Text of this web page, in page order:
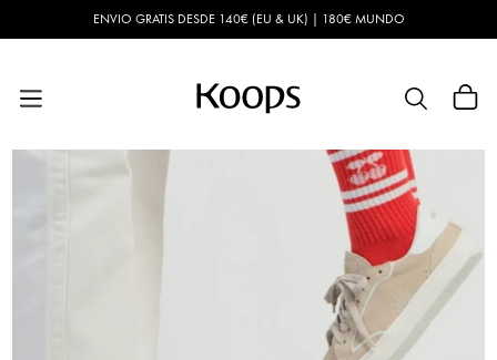
directamente
al contenido
ENVIO GRATIS DESDE 140€ (EU & UK) | 180€ MUNDO
Carrito